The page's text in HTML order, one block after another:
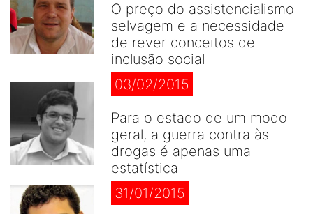
O preço do assistencialismo
selvagem e a necessidade
de rever conceitos de
inclusão social
03/02/2015
Para o estado de um modo
geral, a guerra contra às
drogas é apenas uma
estatística
31/01/2015